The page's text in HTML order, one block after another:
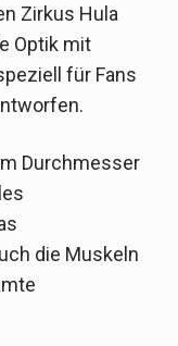
Zirkus Hula
Optik mit
für Fans
Durchmesser
die Muskeln